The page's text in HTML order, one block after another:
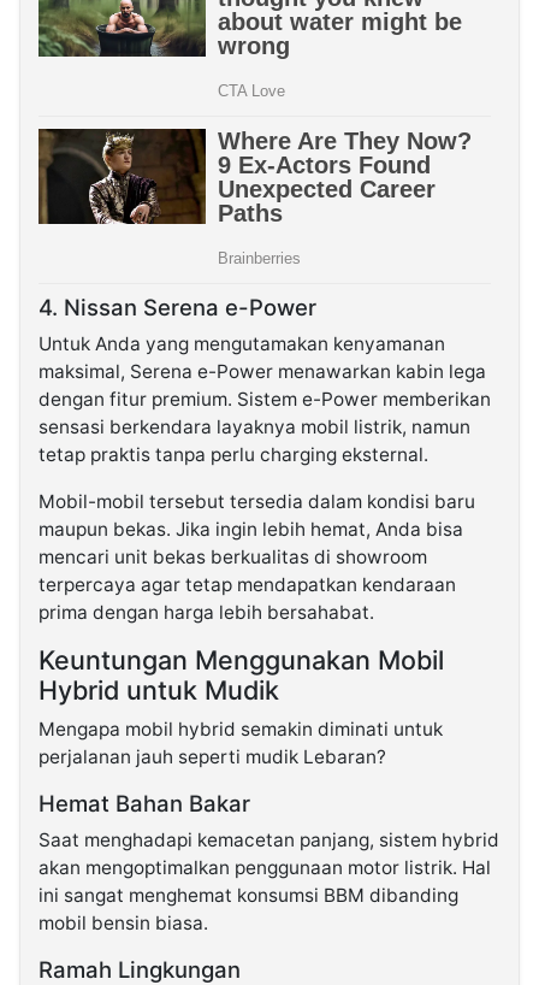
4. Nissan Serena e-Power
Untuk Anda yang mengutamakan kenyamanan
maksimal, Serena e-Power menawarkan kabin lega
dengan fitur premium. Sistem e-Power memberikan
sensasi berkendara layaknya mobil listrik, namun
tetap praktis tanpa perlu charging eksternal.
Mobil-mobil tersebut tersedia dalam kondisi baru
maupun bekas. Jika ingin lebih hemat, Anda bisa
mencari unit bekas berkualitas di showroom
terpercaya agar tetap mendapatkan kendaraan
prima dengan harga lebih bersahabat.
Keuntungan Menggunakan Mobil
Hybrid untuk Mudik
Mengapa mobil hybrid semakin diminati untuk
perjalanan jauh seperti mudik Lebaran?
Hemat Bahan Bakar
Saat menghadapi kemacetan panjang, sistem hybrid
akan mengoptimalkan penggunaan motor listrik. Hal
ini sangat menghemat konsumsi BBM dibanding
mobil bensin biasa.
Ramah Lingkungan